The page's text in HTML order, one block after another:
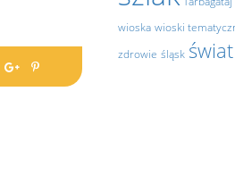
wioska wioski
zdrowie śląsk świat